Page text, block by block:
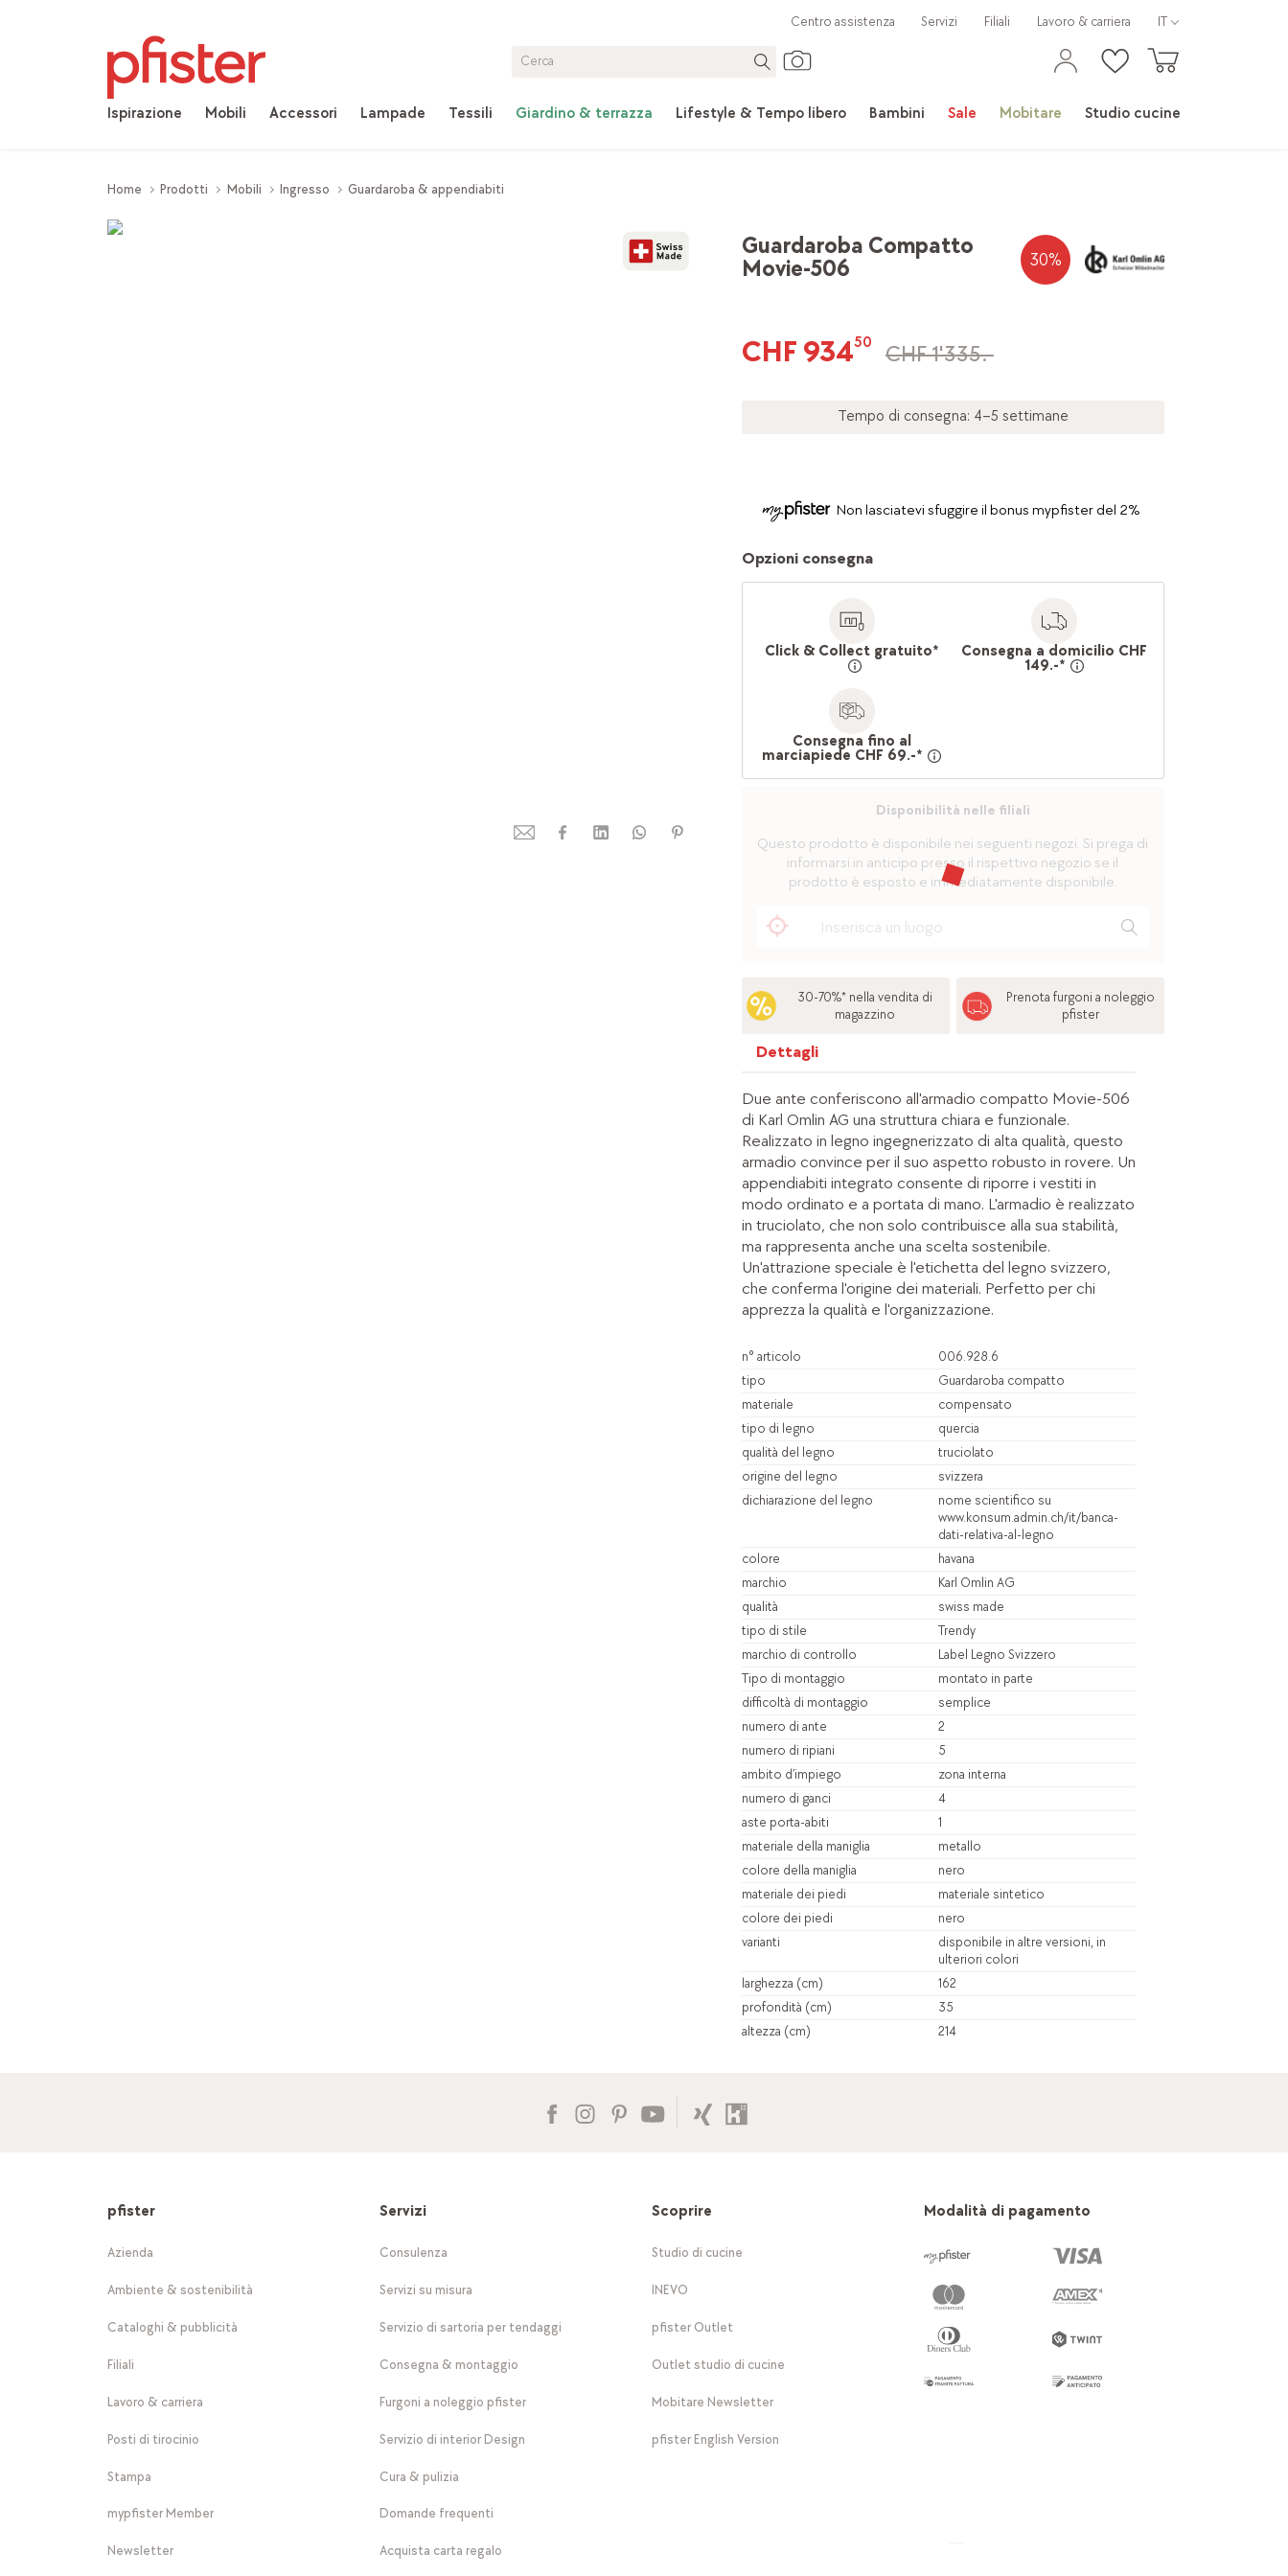
Ispirazione Mobili Accessori Lampade Tessili Giardino & terrazza Lifestyle & Tempo libero Bambini Sale Mobitare Studio cucine
Centro assistenza Servizi Filiali Lavoro & carriera IT
Home Prodotti Mobili Ingresso Guardaroba & appendiabiti
Guardaroba Compatto
Movie-506
30%
CHF 93450 CHF 1'335.-
Tempo di consegna: 4–5 settimane
Non lasciatevi sfuggire il bonus mypfister del 2%
Opzioni consegna
Click & Collect gratuito* Consegna a domicilio CHF
149.-*
Consegna fino al
marciapiede CHF 69.-*
Disponibilità nelle filiali
Questo prodotto è disponibile nei seguenti negozi. Si prega di
informarsi in anticipo presso il rispettivo negozio se il
prodotto è esposto e immediatamente disponibile.
30-70%* nella vendita di
magazzino
Prenota furgoni a noleggio
pfister
Dettagli
Due ante conferiscono all'armadio compatto Movie-506
di Karl Omlin AG una struttura chiara e funzionale.
Realizzato in legno ingegnerizzato di alta qualità, questo
armadio convince per il suo aspetto robusto in rovere. Un
appendiabiti integrato consente di riporre i vestiti in
modo ordinato e a portata di mano. L'armadio è realizzato
in truciolato, che non solo contribuisce alla sua stabilità,
ma rappresenta anche una scelta sostenibile.
Un'attrazione speciale è l'etichetta del legno svizzero,
che conferma l'origine dei materiali. Perfetto per chi
apprezza la qualità e l'organizzazione.
n° articolo
006.928.6
tipo
Guardaroba compatto
materiale
compensato
tipo di legno
quercia
qualità del legno
truciolato
origine del legno
svizzera
dichiarazione del legno
nome scientifico su
www.konsum.admin.ch/it/banca-
dati-relativa-al-legno
colore
havana
marchio
Karl Omlin AG
qualità
swiss made
tipo di stile
Trendy
marchio di controllo
Label Legno Svizzero
Tipo di montaggio
montato in parte
difficoltà di montaggio
semplice
numero di ante
2
numero di ripiani
5
ambito d’impiego
zona interna
numero di ganci
4
aste porta-abiti
1
materiale della maniglia
metallo
colore della maniglia
nero
materiale dei piedi
materiale sintetico
colore dei piedi
nero
varianti
disponibile in altre versioni, in
ulteriori colori
larghezza (cm)
162
profondità (cm)
35
altezza (cm)
214
pfister
Azienda
Ambiente & sostenibilità
Cataloghi & pubblicità
Filiali
Lavoro & carriera
Posti di tirocinio
Stampa
mypfister Member
Newsletter
Servizi
Consulenza
Servizi su misura
Servizio di sartoria per tendaggi
Consegna & montaggio
Furgoni a noleggio pfister
Servizio di interior Design
Cura & pulizia
Domande frequenti
Acquista carta regalo
Scoprire
Studio di cucine
INEVO
pfister Outlet
Outlet studio di cucine
Mobitare Newsletter
pfister English Version
Modalità di pagamento